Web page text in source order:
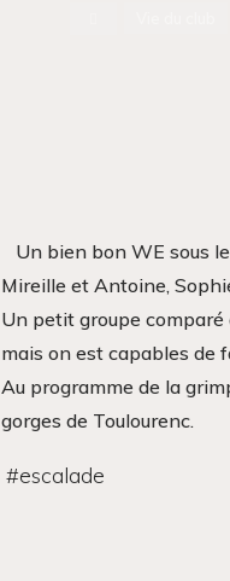
Un bien bon WE sous
Mireille et Antoine,
Un petit groupe comparé
mais on est capables de
Au programme de la
gorges de Toulourenc.
#escalade